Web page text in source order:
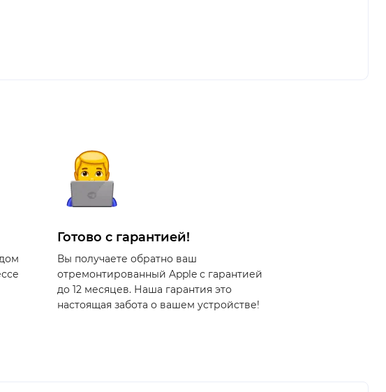
Готово с гарантией!
Вы получаете обратно ваш
отремонтированный Apple с гарантией
до 12 месяцев. Наша гарантия это
настоящая забота о вашем устройстве!